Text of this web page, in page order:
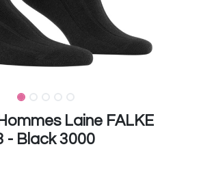
Laine FALKE
- Black 3000